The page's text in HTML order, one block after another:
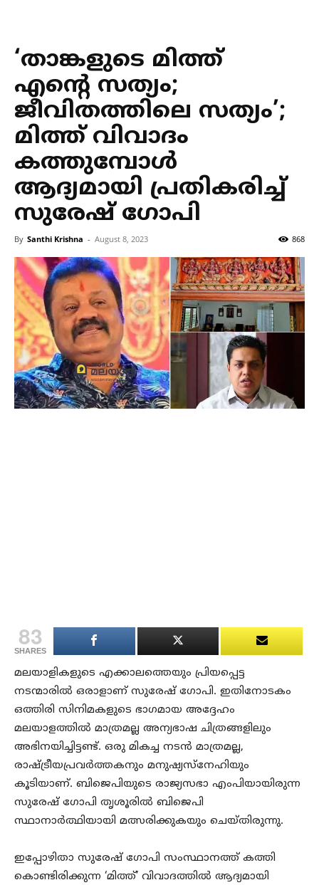
‘താങ്കളുടെ മിത്ത്
എന്റെ സത്യം;
ജീവിതത്തിലെ സത്യം’;
മിത്ത് വിവാദം
കത്തുമ്പോൾ
ആദ്യമായി പ്രതികരിച്ച്
സുരേഷ് ഗോപി
By Santhi Krishna - August 8, 2023 868
83
SHARES
മലയാളികളുടെ എക്കാലത്തെയും പ്രിയപ്പെട്ട
നടന്മാരിൽ ഒരാളാണ് സുരേഷ് ഗോപി. ഇതിനോടകം
ഒത്തിരി സിനിമകളുടെ ഭാഗമായ അദ്ദേഹം
മലയാളത്തിൽ മാത്രമല്ല അന്യഭാഷ ചിത്രങ്ങളിലും
അഭിനയിച്ചിട്ടണ്ട്. ഒരു മികച്ച നടൻ മാത്രമല്ല,
രാഷ്ട്രീയപ്രവർത്തകനും മനുഷ്യസ്നേഹിയും
കൂടിയാണ്. ബിജെപിയുടെ രാജ്യസഭാ എംപിയായിരുന്ന
സുരേഷ് ഗോപി തൃശൂരിൽ ബിജെപി
സ്ഥാനാർത്ഥിയായി മത്സരിക്കുകയും ചെയ്തിരുന്നു.
ഇപ്പോഴിതാ സുരേഷ് ഗോപി സംസ്ഥാനത്ത് കത്തി
കൊണ്ടിരിക്കുന്ന ‘മിത്ത്’ വിവാദത്തിൽ ആദ്യമായി